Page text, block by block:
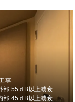
事
部 55ｄB以上減衰
部 45ｄB以上減衰